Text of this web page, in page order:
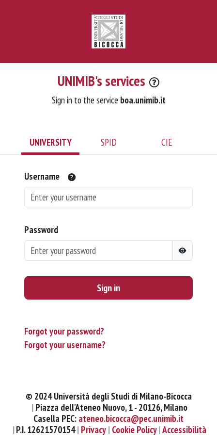
UNIMIB's services
Sign in to the service boa.unimib.it
UNIVERSITY SPID CIE
Username
Password
Sign in
Forgot your password?
Forgot your username?
© 2024 Università degli Studi di Milano-Bicocca
Piazza dell'Ateneo Nuovo, 1 - 20126, Milano
Casella PEC: ateneo.bicocca@pec.unimib.it
P.I. 12621570154 Privacy Cookie Policy Accessibilità